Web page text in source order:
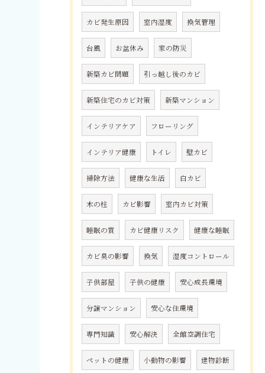
カビ発生原因 室内湿度 換気管理
台風 お盆休み 家の防災
新築カビ問題 引っ越し後のカビ
新築住宅のカビ対策 新築マンション
インテリアケア フローリング
インテリア健康 トイレ 壁カビ
掃除方法 健康な生活 白カビ
木の柱 カビ影響 室内カビ対策
睡眠の質 カビ健康リスク 健康な睡眠
カビ臭の影響 換気 湿度コントロール
子供部屋 子供の健康 安心成長環境
分譲マンション 安心な住環境
専門知識 安心解決 全館空調住宅
ペットの健康 小動物の影響 建物診断